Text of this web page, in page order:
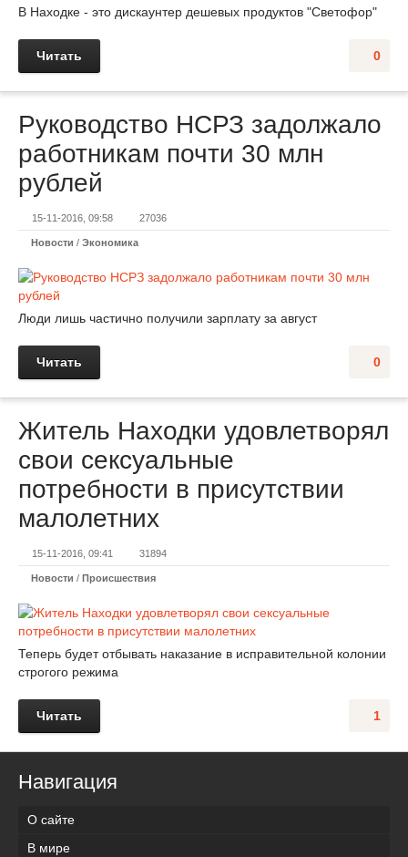
В Находке - это дискаунтер дешевых продуктов "Светофор"
0
Читать
Руководство НСРЗ задолжало
работникам почти 30 млн
рублей
15-11-2016, 09:58 27036
Новости / Экономика
Люди лишь частично получили зарплату за август
0
Читать
Житель Находки удовлетворял
свои сексуальные
потребности в присутствии
малолетних
15-11-2016, 09:41 31894
Новости / Происшествия
Теперь будет отбывать наказание в исправительной колонии
строгого режима
1
Читать
Навигация
О сайте
В мире